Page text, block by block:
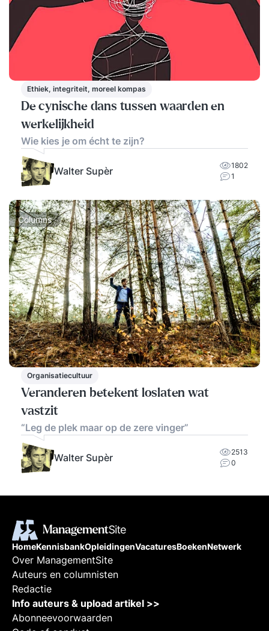
Ethiek, integriteit, moreel kompas
De cynische dans tussen waarden en
werkelijkheid
Wie kies je om écht te zijn?
Walter Supèr
1802
1
Columns
Organisatiecultuur
Veranderen betekent loslaten wat
vastzit
“Leg de plek maar op de zere vinger”
Walter Supèr
2513
0
HomeKennisbankOpleidingenVacaturesBoekenNetwerk
Over ManagementSite
Auteurs en columnisten
Redactie
Info auteurs & upload artikel >>
Abonneevoorwaarden